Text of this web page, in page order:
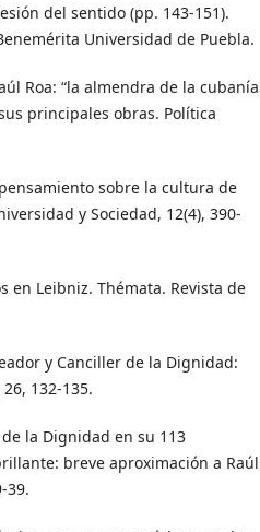
del sentido (pp. 143-151).
Universidad de Puebla.
Roa: “la almendra de la cubanía
principales obras. Política
sobre la cultura de
y Sociedad, 12(4), 390-
en Leibniz. Thémata. Revista de
y Canciller de la Dignidad:
132-135.
la Dignidad en su 113
breve aproximación a Raúl
39.